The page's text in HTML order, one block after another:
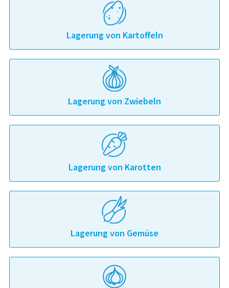
Lagerung von Kartoffeln
Lagerung von Zwiebeln
Lagerung von Karotten
Lagerung von Gemüse